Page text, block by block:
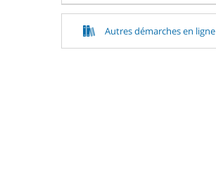
Autres démarches en ligne